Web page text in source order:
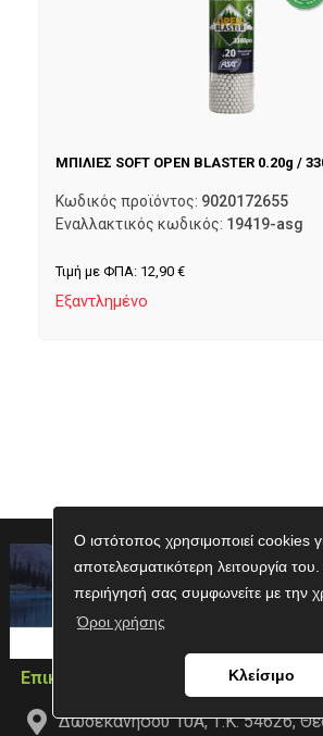
Ο ιστότοπος χρησιμοποιεί cookies
αποτελεσματικότερη λειτουργία
περιήγησή σας συμφωνείτε με την
Όροι χρήσης
Κλείσιμο
ΜΠΙΛΙΕΣ SOFT OPEN BLASTER 0.20g /
Κωδικός προϊόντος: 9020172655
Εναλλακτικός κωδικός: 19419-asg
Τιμή με ΦΠΑ: 12,90 €
Εξαντλημένο
Επικοινωνία
Δωδεκανήσου 10Α, Τ.Κ. 54626,